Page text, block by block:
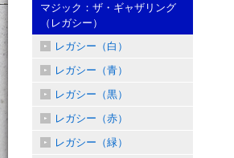
マジック：ザ・ギャザリング
（レガシー）
レガシー（白）
レガシー（青）
レガシー（黒）
レガシー（赤）
レガシー（緑）